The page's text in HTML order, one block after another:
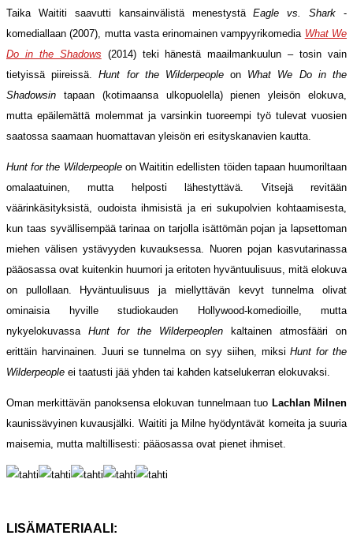
Taika Waititi saavutti kansainvälistä menestystäEagle vs. Shark -
komediallaan (2007), mutta vasta erinomainen vampyyrikomedia What We
Do in the Shadows (2014) teki hänestä maailmankuulun – tosin vain
tietyissä piireissä.Hunt for the Wilderpeopleon What We Do in the
Shadowsin tapaan (kotimaansa ulkopuolella) pienen yleisön elokuva,
mutta epäilemättä molemmat ja varsinkin tuoreempi työ tulevat vuosien
saatossa saamaan huomattavan yleisön eri esityskanavien kautta.
Hunt for the Wilderpeopleon Waititin edellisten töiden tapaan huumoriltaan
omalaatuinen, mutta helposti lähestyttävä. Vitsejä revitään
väärinkäsityksistä, oudoista ihmisistä ja eri sukupolvien kohtaamisesta,
kun taas syvällisempää tarinaa on tarjolla isättömän pojan ja lapsettoman
miehen välisen ystävyyden kuvauksessa. Nuoren pojan kasvutarinassa
pääosassa ovat kuitenkin huumori ja eritoten hyväntuulisuus, mitä elokuva
on pullollaan. Hyväntuulisuus ja miellyttävän kevyt tunnelma olivat
ominaisia hyville studiokauden Hollywood-komedioille, mutta
nykyelokuvassa Hunt for the Wilderpeoplen kaltainen atmosfääri on
erittäin harvinainen. Juuri se tunnelma on syy siihen, miksiHunt for the
Wilderpeople ei taatusti jää yhden tai kahden katselukerran elokuvaksi.
Oman merkittävän panoksensa elokuvan tunnelmaan tuo Lachlan Milnen
kaunissävyinen kuvausjälki. Waititi ja Milne hyödyntävät komeita ja suuria
maisemia, mutta maltillisesti: pääosassa ovat pienet ihmiset.
LISÄMATERIAALI: